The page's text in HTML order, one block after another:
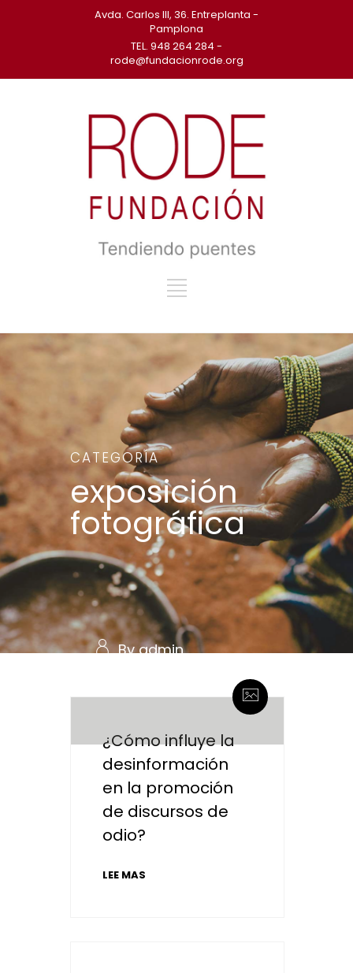
Avda. Carlos III, 36. Entreplanta -
Pamplona
TEL. 948 264 284 -
rode@fundacionrode.org
CATEGORÍA
exposición
fotográfica
By admin
¿Cómo influye la
desinformación
en la promoción
de discursos de
odio?
LEE MAS